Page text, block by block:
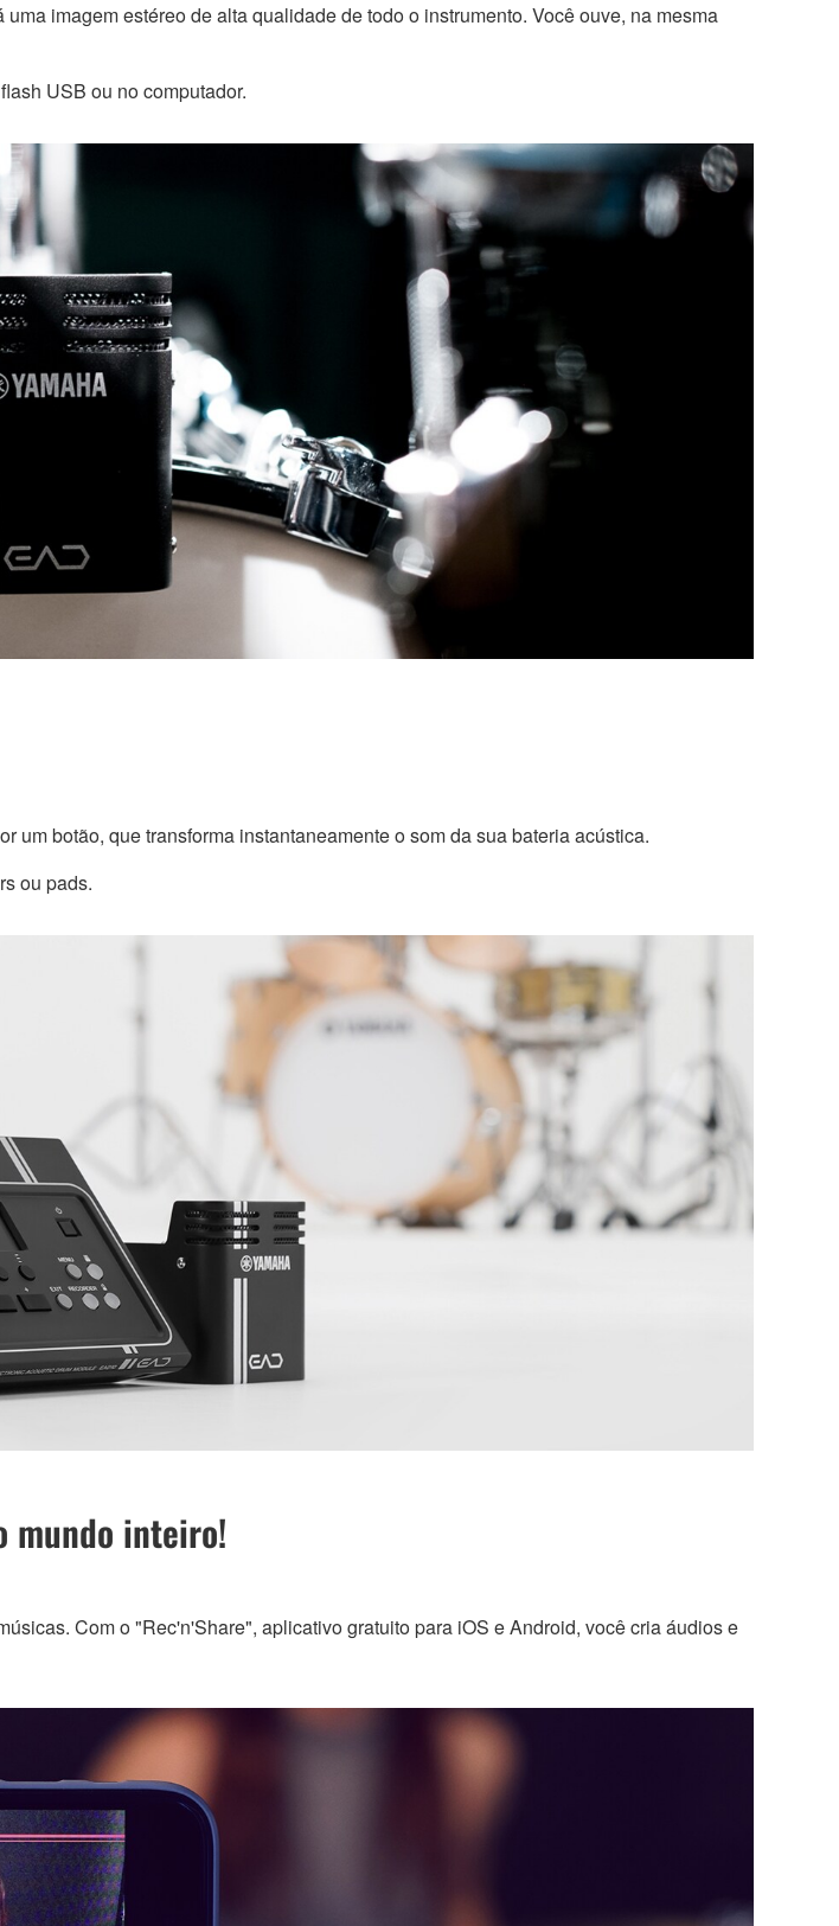
imagem estéreo de alta qualidade de todo o instrumento. Você ouve, na mesma
USB ou no computador.
um botão, que transforma instantaneamente o som da sua bateria acústica.
ou pads.
mundo inteiro!
Com o "Rec'n'Share", aplicativo gratuito para iOS e Android, você cria áudios e